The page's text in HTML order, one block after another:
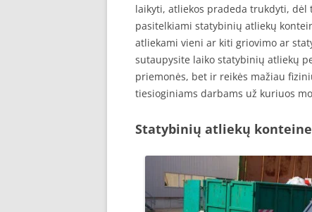
laikyti, atliekos pradeda trukdyti, dėl
pasitelkiami statybinių atliekų
atliekami vieni ar kiti griovimo ar
sutaupysite laiko statybinių atliekų
priemonės, bet ir reikės mažiau
tiesioginiams darbams už kuriuos
Statybinių atliekų